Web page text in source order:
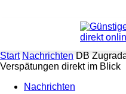
Start Nachrichten DB
Verspätungen direkt im Blick
Nachrichten